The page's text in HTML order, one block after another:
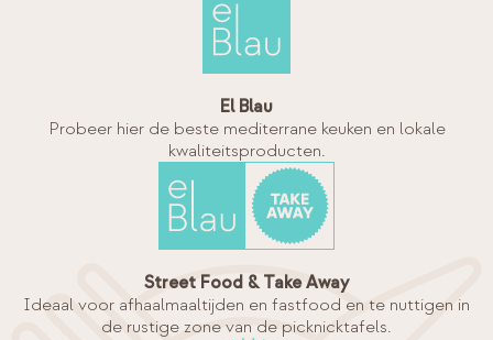
El Blau
Probeer hier de beste mediterrane keuken en lokale
kwaliteitsproducten.
Street Food & Take Away
Ideaal voor afhaalmaaltijden en fastfood en te nuttigen in
de rustige zone van de picknicktafels.